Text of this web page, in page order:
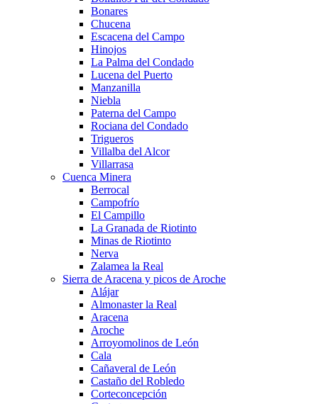
Bonares
Chucena
Escacena del Campo
Hinojos
La Palma del Condado
Lucena del Puerto
Manzanilla
Niebla
Paterna del Campo
Rociana del Condado
Trigueros
Villalba del Alcor
Villarrasa
Cuenca Minera
Berrocal
Campofrío
El Campillo
La Granada de Riotinto
Minas de Riotinto
Nerva
Zalamea la Real
Sierra de Aracena y picos de Aroche
Alájar
Almonaster la Real
Aracena
Aroche
Arroyomolinos de León
Cala
Cañaveral de León
Castaño del Robledo
Corteconcepción